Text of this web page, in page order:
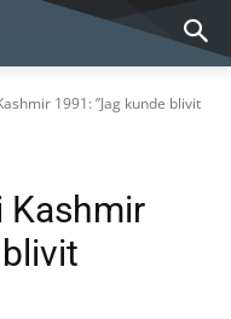
1991: ”Jag kunde blivit
Kashmir